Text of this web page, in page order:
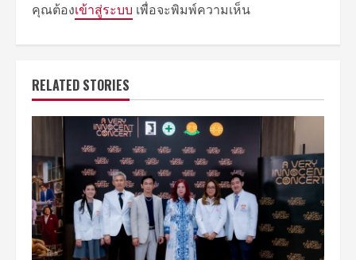
คุณต้องเข้าสู่ระบบ เพื่อจะพิมพ์ความเห็น
RELATED STORIES